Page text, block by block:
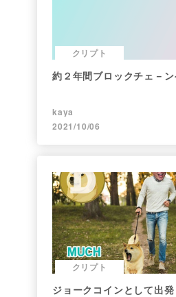
クリプト
約２年間ブロックチェ－
kaya
2021/10/06
クリプト
ジョークコインとして出発